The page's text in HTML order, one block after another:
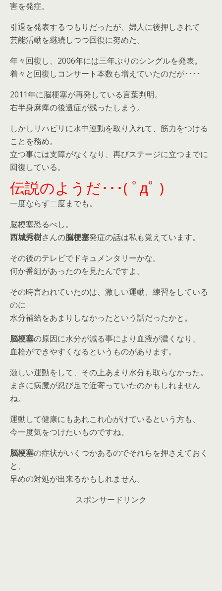
害を発症。
引退を発表するつもりだったが、婦人に後押しされて
芸能活動を継続しつつ回復に努めた。
年々回復し、2006年には三年ぶりのシングルを発表。
着々と回復しコンサート本数も増えていたのだが････
2011年に脳梗塞が再発している言葉判明。
右半身麻痺の後遺症が残ったしまう。
しかしリハビリに水中運動を取り入れて、筋力をつける
ことを務め。
立つ事には支障がなくなり、再びステージに立つまでに
回復している。
伝説のようだ･･･( ﾟдﾟ )
一度ならず二度までも。
脳梗塞恐るべし。
西城秀樹さんの脳梗塞発症の話は私も覚えています。
その後のテレビでドキュメンタリーかな。
何か番組があったのを見たんですよ。
その時言われていたのは、激しい運動、練習をしている
のに
水分補給をあまりしなかったという話だったかと。
脳梗塞の原因に水分が減る事により血液が濃くなり、
血栓ができやすくなるというものがあります。
激しい運動をして、その上あまり水分も取らなかった。
まさに病魔が忍び足で近寄っていたのかもしれません
ね。
運動して健康にもあれこれ心がけているという方も、
今一度気をつけたいものですね。
脳梗塞の症状がいくつかあるのでそれらを押さえておく
と、
早めの対処が出来るかもしれません。
スポンサードリンク